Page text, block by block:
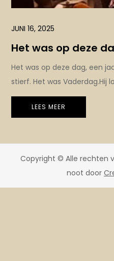
JUNI 16, 2025
Het was op deze
Het was op deze dag, een
stierf. Het was Vaderdag.Hij
LEES MEER
Copyright © Alle rechten
noot door